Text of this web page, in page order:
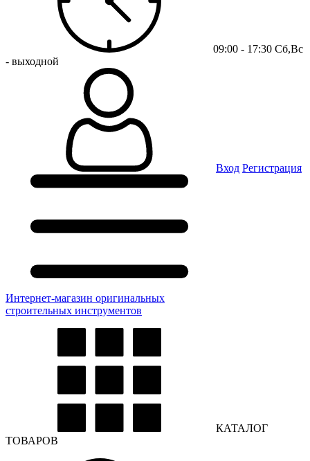
09:00 - 17:30 Сб,Вс
- выходной
Вход Регистрация
Интернет-магазин оригинальных
строительных инструментов
КАТАЛОГ
ТОВАРОВ